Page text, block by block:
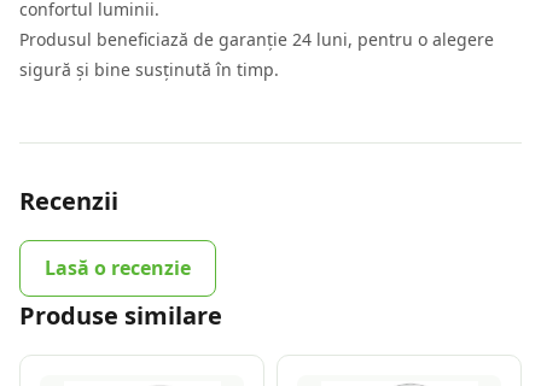
confortul luminii.
Produsul beneficiază de garanție 24 luni, pentru o alegere
sigură și bine susținută în timp.
Recenzii
Lasă o recenzie
Produse similare